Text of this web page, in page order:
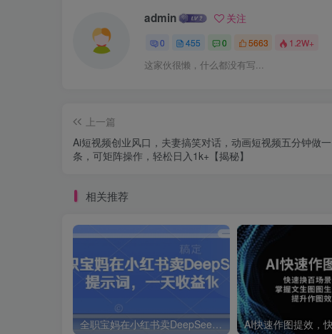
admin 关注
0 455 0 5663 1.2W+
这家伙很懒，什么都没有写...
上一篇
Ai短视频创业风口，夫妻搞笑对话，动画短视频五分钟做一
条，可矩阵操作，轻松日入1k+【揭秘】
相关推荐
全职宝妈在小红书卖DeepSeek提示词，一天收益1k